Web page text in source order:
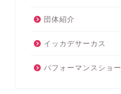
団体紹介
イッカデサーカス
パフォーマンスショー